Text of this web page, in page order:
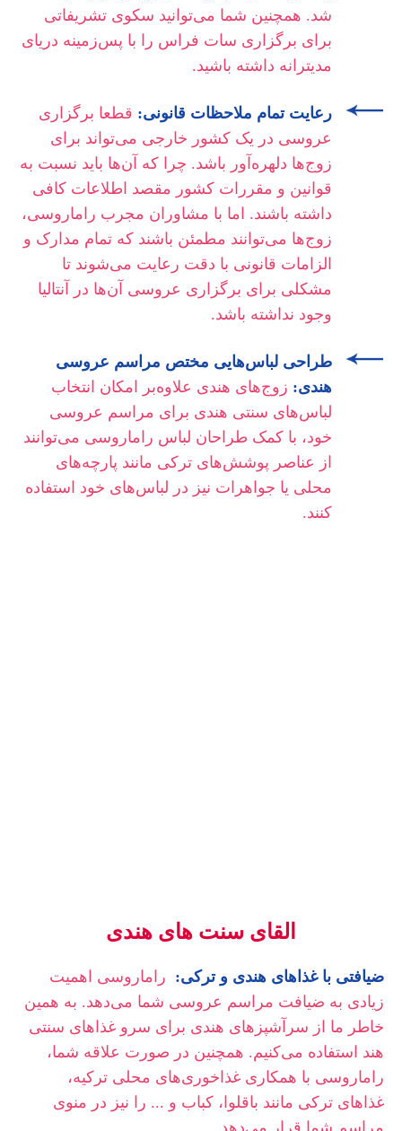
شد. همچنین شما می‌توانید سکوی تشریفاتی
برای برگزاری سات فراس را با پس‌زمینه دریای
مدیترانه داشته باشید.
رعایت تمام ملاحظات قانونی: قطعا برگزاری
عروسی در یک کشور خارجی می‌تواند برای
زوج‌ها دلهره‌آور باشد. چرا که آن‌ها باید نسبت به
قوانین و مقررات کشور مقصد اطلاعات کافی
داشته باشند. اما با مشاوران مجرب راماروسی،
زوج‌ها می‌توانند مطمئن باشند که تمام مدارک و
الزامات قانونی با دقت رعایت می‌شوند تا
مشکلی برای برگزاری عروسی آن‌ها در آنتالیا
وجود نداشته باشد.
طراحی لباس‌هایی مختص مراسم عروسی
هندی: زوج‌های هندی علاوه‌بر امکان انتخاب
لباس‌های سنتی هندی برای مراسم عروسی
خود، با کمک طراحان لباس راماروسی می‌توانند
از عناصر پوشش‌های ترکی مانند پارچه‌های
محلی یا جواهرات نیز در لباس‌های خود استفاده
کنند.
القای سنت های هندی
ضیافتی با غذاهای هندی و ترکی: راماروسی اهمیت
زیادی به ضیافت مراسم عروسی شما می‌دهد. به همین
خاطر ما از سرآشپزهای هندی برای سرو غذاهای سنتی
هند استفاده می‌کنیم. همچنین در صورت علاقه شما،
راماروسی با همکاری غذاخوری‌های محلی ترکیه،
غذاهای ترکی مانند باقلوا، کباب و ... را نیز در منوی
مراسم شما قرار می‌دهد.